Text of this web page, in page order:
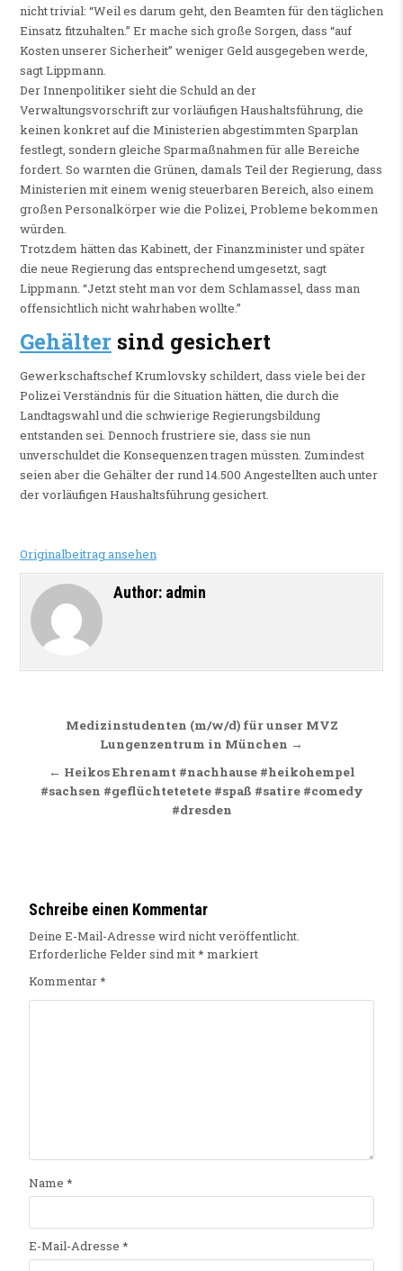
nicht trivial: “Weil es darum geht, den Beamten für den täglichen
Einsatz fitzuhalten.” Er mache sich große Sorgen, dass “auf
Kosten unserer Sicherheit” weniger Geld ausgegeben werde,
sagt Lippmann.
Der Innenpolitiker sieht die Schuld an der
Verwaltungsvorschrift zur vorläufigen Haushaltsführung, die
keinen konkret auf die Ministerien abgestimmten Sparplan
festlegt, sondern gleiche Sparmaßnahmen für alle Bereiche
fordert. So warnten die Grünen, damals Teil der Regierung, dass
Ministerien mit einem wenig steuerbaren Bereich, also einem
großen Personalkörper wie die Polizei, Probleme bekommen
würden.
Trotzdem hätten das Kabinett, der Finanzminister und später
die neue Regierung das entsprechend umgesetzt, sagt
Lippmann. “Jetzt steht man vor dem Schlamassel, dass man
offensichtlich nicht wahrhaben wollte.”
Gehältersind gesichert
Gewerkschaftschef Krumlovsky schildert, dass viele bei der
Polizei Verständnis für die Situation hätten, die durch die
Landtagswahl und die schwierige Regierungsbildung
entstanden sei. Dennoch frustriere sie, dass sie nun
unverschuldet die Konsequenzen tragen müssten. Zumindest
seien aber die Gehälter der rund 14.500 Angestellten auch unter
der vorläufigen Haushaltsführung gesichert.
Originalbeitrag ansehen
Author: admin
Beitragsnavigation
Medizinstudenten (m/w/d) für unser MVZ
Lungenzentrum in München →
← Heikos Ehrenamt #nachhause #heikohempel
#sachsen #geflüchtetetete #spaß #satire #comedy
#dresden
Schreibe einen Kommentar
Deine E-Mail-Adresse wird nicht veröffentlicht.
Erforderliche Felder sind mit* markiert
Kommentar*
Name *
E-Mail-Adresse *